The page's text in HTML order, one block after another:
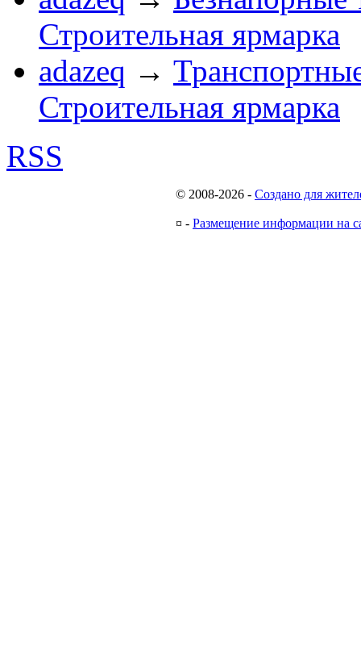
Строительная ярмарка
adazeq →
Строительная ярмарка
RSS
© 2008-2026 - Создано для
¤ - Размещение информации на